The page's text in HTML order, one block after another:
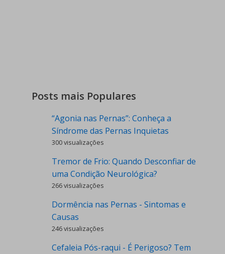
Posts mais Populares
“Agonia nas Pernas”: Conheça a
Síndrome das Pernas Inquietas
300 visualizações
Tremor de Frio: Quando Desconfiar de
uma Condição Neurológica?
266 visualizações
Dormência nas Pernas - Sintomas e
Causas
246 visualizações
Cefaleia Pós-raqui - É Perigoso? Tem